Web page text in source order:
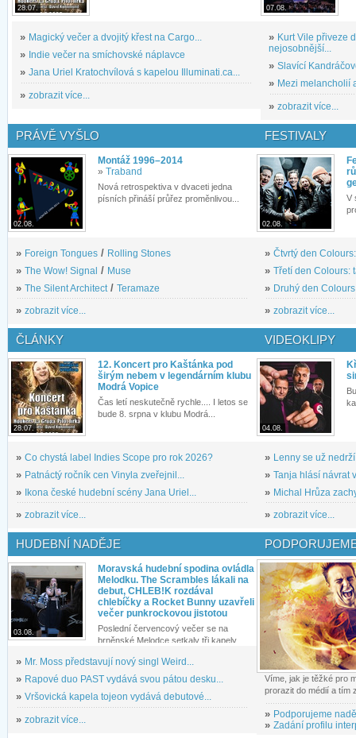
28.07.
» Magický večer a dvojitý křest na Cargo...
» Indie večer na smíchovské náplavce
» Jana Uriel Kratochvílová s kapelou Illuminati.ca...
» zobrazit více...
07.08.
» Kurt Vile přiveze
nejosobnější...
» Slavící
» Mezi melancholií
» zobrazit více...
PRÁVĚ VYŠLO
02.08.
Montáž 1996–2014
» Traband
Nová retrospektiva v dvaceti jedna
písních přináší průřez proměnlivou...
» Foreign Tongues / Rolling Stones
» The Wow! Signal / Muse
» The Silent Architect / Teramaze
» zobrazit více...
FESTIVALY
02.08.
V
» Čtvrtý den
» Třetí den Colours:
» Druhý den
» zobrazit více...
ČLÁNKY
28.07.
12. Koncert pro Kaštánka pod
širým nebem v legendárním klubu
Modrá Vopice
Čas letí neskutečně rychle.... I letos se
bude 8. srpna v klubu Modrá...
» Co chystá label Indies Scope pro rok 2026?
» Patnáctý ročník cen Vinyla zveřejnil...
»
Ikona české hudební scény Jana Uriel...
» zobrazit více...
VIDEOKLIPY
04.08.
» Lenny se už
» Tanja hlásí návrat
» Michal Hrůza
» zobrazit více...
HUDEBNÍ NADĚJE
03.08.
Moravská hudební spodina ovládla
Melodku. The Scrambles lákali na
debut, CHLEB!K rozdával
chlebíčky a Rocket Bunny uzavřeli
večer punkrockovou jistotou
Poslední červencový večer se na
brněnské Melodce setkaly tři kapely...
» Mr. Moss představují nový singl Weird...
» Rapové duo PAST vydává svou pátou desku...
» Vršovická kapela tojeon vydává debutové...
» zobrazit více...
Víme, jak je těžké pro
prorazit do médií a tím
» Podporujeme
» Zadání profilu